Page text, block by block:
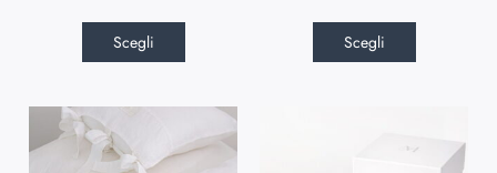
Scegli Scegli